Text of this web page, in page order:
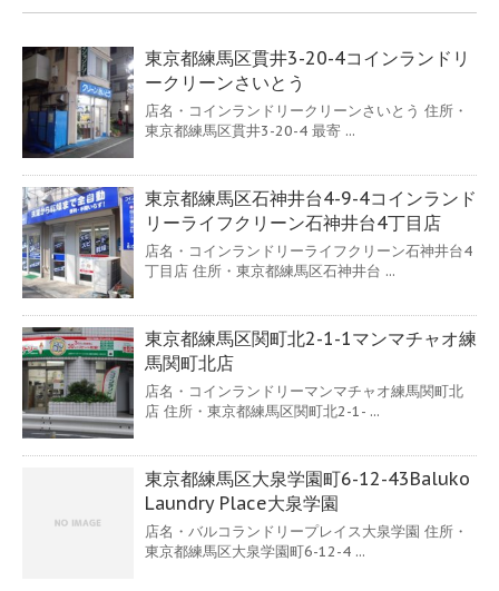
東京都練馬区貫井3-20-4コインランドリ
ークリーンさいとう
店名・コインランドリークリーンさいとう 住所・
東京都練馬区貫井3-20-4 最寄 ...
東京都練馬区石神井台4-9-4コインランド
リーライフクリーン石神井台4丁目店
店名・コインランドリーライフクリーン石神井台4
丁目店 住所・東京都練馬区石神井台 ...
東京都練馬区関町北2-1-1マンマチャオ練
馬関町北店
店名・コインランドリーマンマチャオ練馬関町北
店 住所・東京都練馬区関町北2-1- ...
東京都練馬区大泉学園町6-12-43Baluko
Laundry Place大泉学園
店名・バルコランドリープレイス大泉学園 住所・
東京都練馬区大泉学園町6-12-4 ...